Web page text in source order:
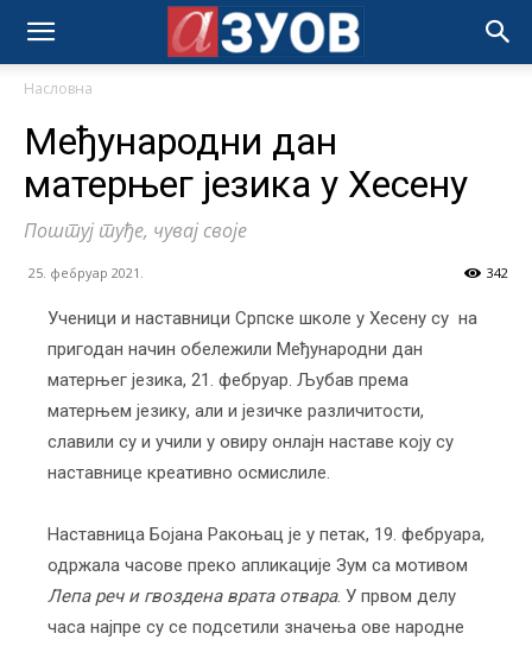
Насловна
Међународни дан
матерњег језика у Хесену
Поштуј туђе, чувај своје
25. фебруар 2021. 342
Ученици и наставници Српске школе у Хесену су на
пригодан начин обележили Међународни дан
матерњег језика, 21. фебруар. Љубав према
матерњем језику, али и језичке различитости,
славили су и учили у овиру онлајн наставе коју су
наставнице креативно осмислиле.
Наставница Бојана Ракоњац је у петак, 19. фебруара,
одржала часове преко апликације Зум са мотивом
Лепа реч и гвоздена врата отвара. У првом делу
часа најпре су се подсетили значења ове народне